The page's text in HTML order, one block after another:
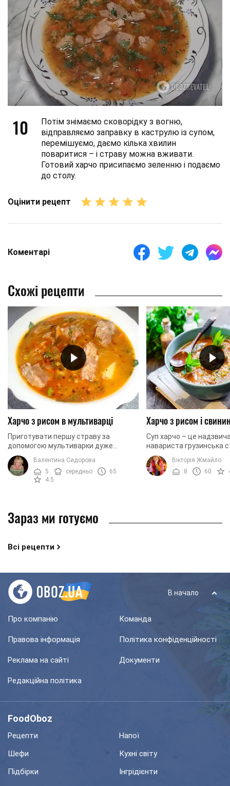
10
Потім знімаємо сковорідку з вогню,
відправляємо заправку в каструлю із супом,
перемішуємо, даємо кілька хвилин
поваритися – і страву можна вживати.
Готовий харчо присипаємо зеленню і подаємо
до столу.
Оцінити рецепт
Коментарі
Схожі рецепти
Харчо з рисом в мультиварці
Приготувати першу страву за
допомогою мультиварки дуже
просто. Пропонуємо вам рецепт
неймовірно смачного, гарячого супу
харчо з рисом. Тепер ви не ...
Валентина Сидорова
5
середньо
65
4.5
Харчо з рисом і
Суп харчо – це
навариста грузинська
завдяки своїй
відомою практично в
Традиційно ...
Вікторія Жмайло
8
60
Зараз ми готуємо
Всі рецепти
В начало
Про компанію Команда
Правова інформація Політика конфіденційності
Реклама на сайті Документи
Редакційна політика
FoodOboz
Рецепти
Напої
Шефи
Кухні світу
Підбірки
Інгрідієнти